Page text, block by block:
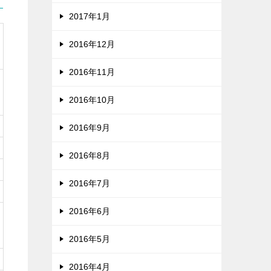
2017年1月
2016年12月
2016年11月
2016年10月
2016年9月
2016年8月
2016年7月
2016年6月
2016年5月
2016年4月